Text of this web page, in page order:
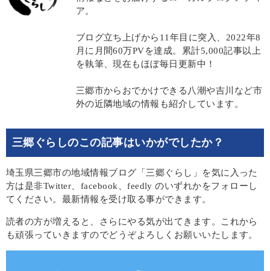
ア。
ブログ立ち上げから11年目に突入、2022年8
月に月間60万PVを達成。累計5,000記事以上
を執筆、現在もほぼ毎日更新中！
三郷市からおでかけできる八潮や吉川など市
外の近隣地域の情報も紹介しています。
三郷ぐらしのこの記事はいかがでしたか？
埼玉県三郷市の地域情報ブログ「三郷ぐらし」を気に入った
方は是非Twitter、facebook、feedly のいずれかをフォローし
てください。最新情報を受け取る事ができます。
読者の方が増えると、さらにやる気が出てきます。これから
も頑張っていきますのでどうぞよろしくお願いいたします。